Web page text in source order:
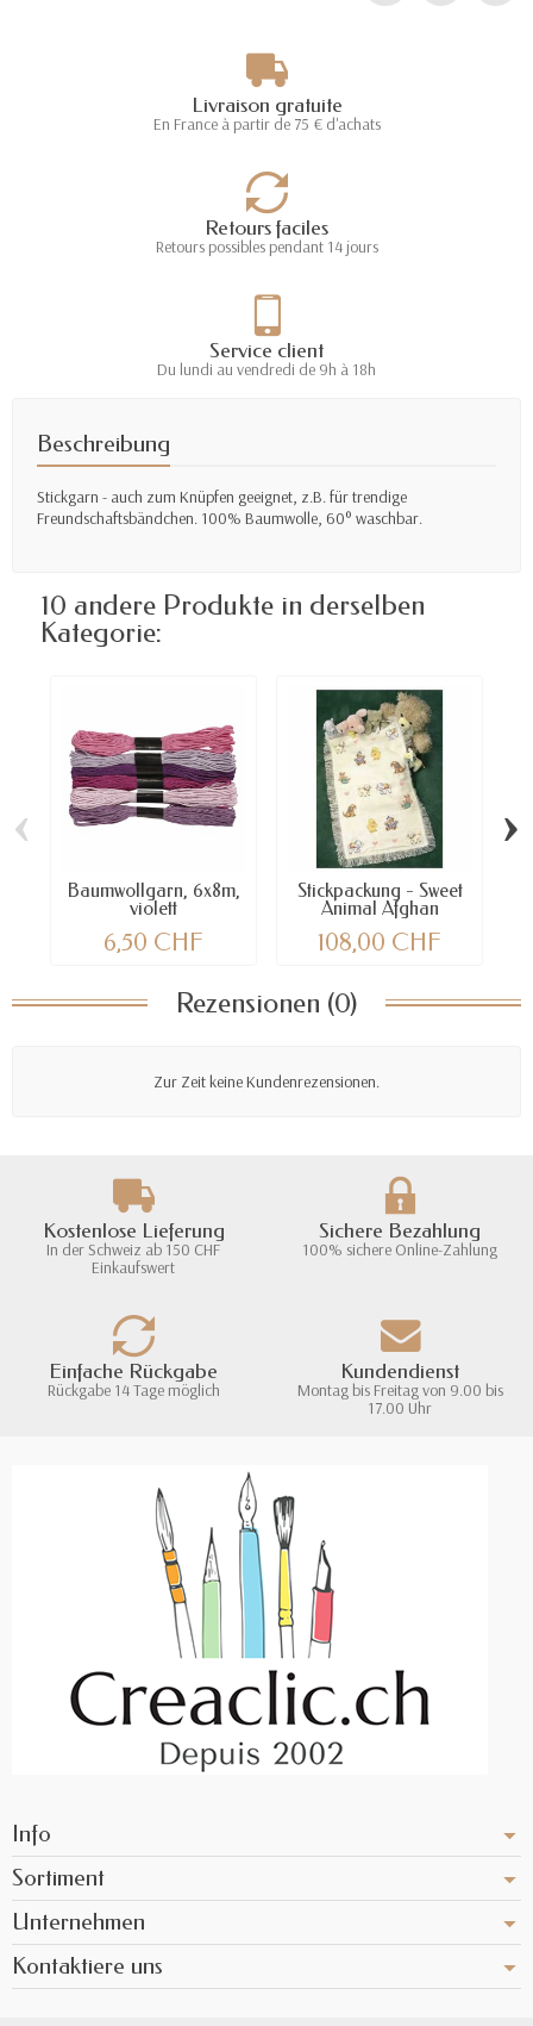
Livraison gratuite
En France à partir de 75 € d'achats
Retours faciles
Retours possibles pendant 14 jours
Service client
Du lundi au vendredi de 9h à 18h
Beschreibung
Stickgarn - auch zum Knüpfen geeignet, z.B. für trendige
Freundschaftsbändchen. 100% Baumwolle, 60° waschbar.
10 andere Produkte in derselben
Kategorie:
Baumwollgarn, 6x8m,
violett
6,50 CHF
Stickpackung - Sweet
Animal Afghan
108,00 CHF
‹ ›
Rezensionen (0)
Zur Zeit keine Kundenrezensionen.
Kostenlose Lieferung
In der Schweiz ab 150 CHF
Einkaufswert
Sichere Bezahlung
100% sichere Online-Zahlung
Einfache Rückgabe
Rückgabe 14 Tage möglich
Kundendienst
Montag bis Freitag von 9.00 bis
17.00 Uhr
Info
Sortiment
Unternehmen
Kontaktiere uns